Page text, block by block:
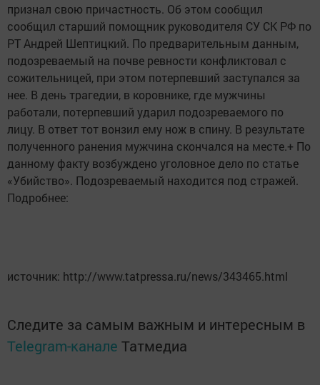
признал свою причастность. Об этом сообщил
сообщил старший помощник руководителя СУ СК РФ по
РТ Андрей Шептицкий. По предварительным данным,
подозреваемый на почве ревности конфликтовал с
сожительницей, при этом потерпевший заступался за
нее. В день трагедии, в коровнике, где мужчины
работали, потерпевший ударил подозреваемого по
лицу. В ответ тот вонзил ему нож в спину. В результате
полученного ранения мужчина скончался на месте.+ По
данному факту возбуждено уголовное дело по статье
«Убийство». Подозреваемый находится под стражей.
Подробнее:
источник: http://www.tatpressa.ru/news/343465.html
Следите за самым важным и интересным в
Telegram-канале Татмедиа